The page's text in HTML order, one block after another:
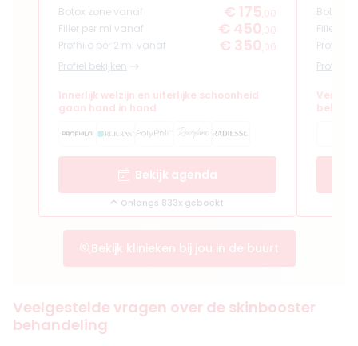
Botox zone vanaf € 175 ,00
Filler per ml vanaf
€ 450 ,00
Profhilo per 2 ml vanaf
€ 350 ,00
Profiel bekijken
Innerlijk welzijn en uiterlijke schoonheid
gaan hand in hand
Bekijk agenda
Onlangs 833x geboekt
Botox
Filler
Profhilo
Profiel
Bekijk klinieken bij jou in de buurt
Veelgestelde vragen over de skinbooster
behandeling